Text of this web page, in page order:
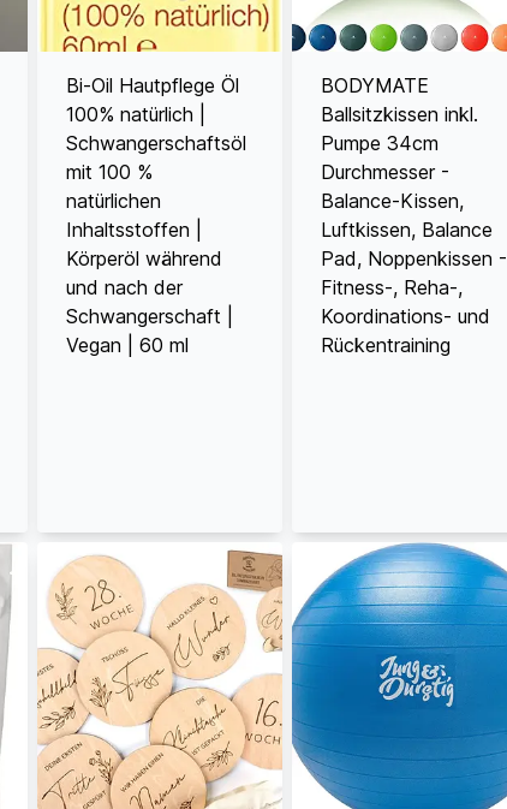
Bi-Oil Hautpflege Öl
100% natürlich |
Schwangerschaftsöl
mit 100 %
natürlichen
Inhaltsstoffen |
Körperöl während
und nach der
Schwangerschaft |
Vegan | 60 ml
BODYMATE
Ballsitzkissen inkl.
Pumpe 34cm
Durchmesser -
Balance-Kissen,
Luftkissen, Balance
Pad, Noppenkissen -
Fitness-, Reha-,
Koordinations- und
Rückentraining